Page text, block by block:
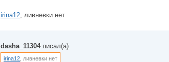
irina12, ливневки нет
dasha_11304писал(а)
irina12 , ливневки нет